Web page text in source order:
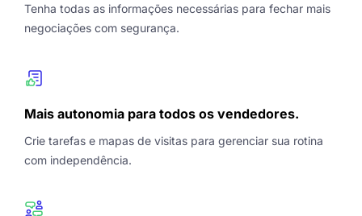
Tenha todas as informações necessárias para fechar mais
negociações com segurança.
Mais autonomia para todos os vendedores.
Crie tarefas e mapas de visitas para gerenciar sua rotina
com independência.